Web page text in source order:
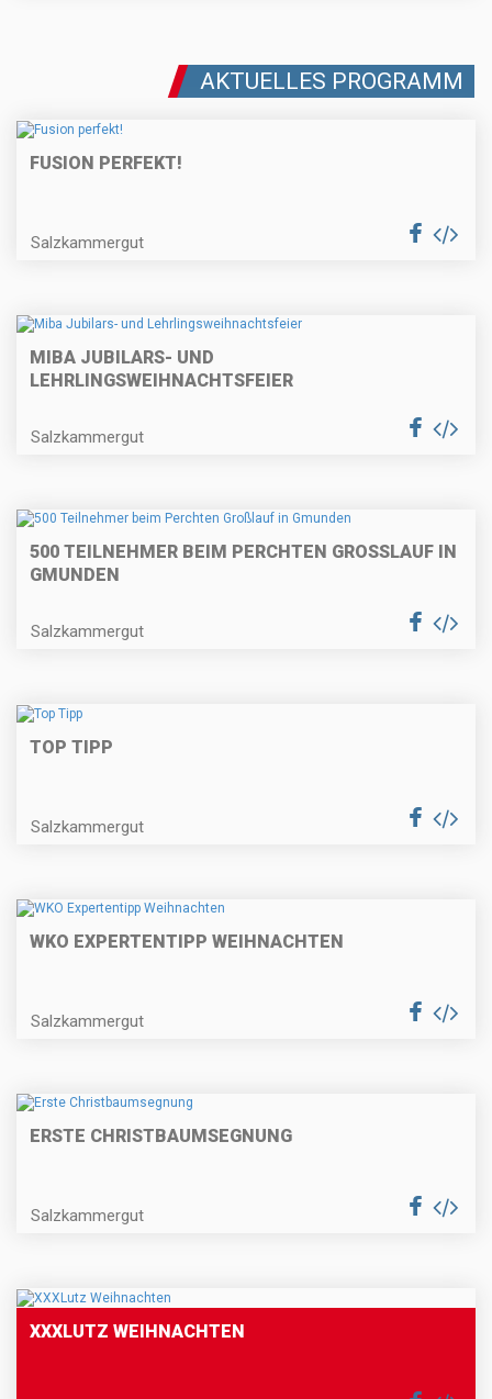
AKTUELLES PROGRAMM
FUSION PERFEKT!
Salzkammergut
MIBA JUBILARS- UND
LEHRLINGSWEIHNACHTSFEIER
Salzkammergut
500 TEILNEHMER BEIM PERCHTEN GROSSLAUF IN G
MUNDEN
Salzkammergut
TOP TIPP
Salzkammergut
WKO EXPERTENTIPP WEIHNACHTEN
Salzkammergut
ERSTE CHRISTBAUMSEGNUNG
Salzkammergut
XXXLUTZ WEIHNACHTEN